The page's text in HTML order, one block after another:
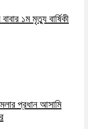
১ম মৃত্যু বার্ষিকী
প্রধান আসামি